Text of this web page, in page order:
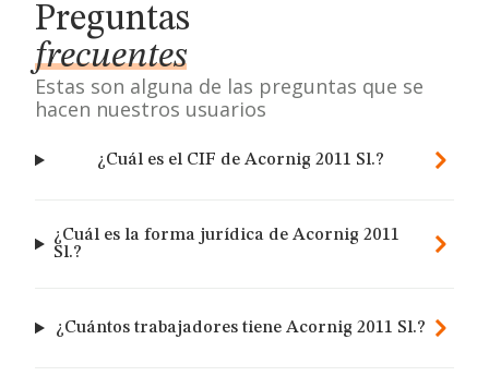
Preguntas
frecuentes
Estas son alguna de las preguntas que se
hacen nuestros usuarios
¿Cuál es el CIF de Acornig 2011 Sl.?
¿Cuál es la forma jurídica de Acornig 2011
Sl.?
¿Cuántos trabajadores tiene Acornig 2011 Sl.?